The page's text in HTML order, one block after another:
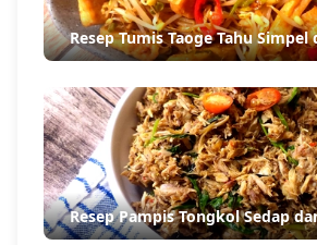
Resep Tumis Taoge Tahu Simpel
Resep Pampis Tongkol Sedap